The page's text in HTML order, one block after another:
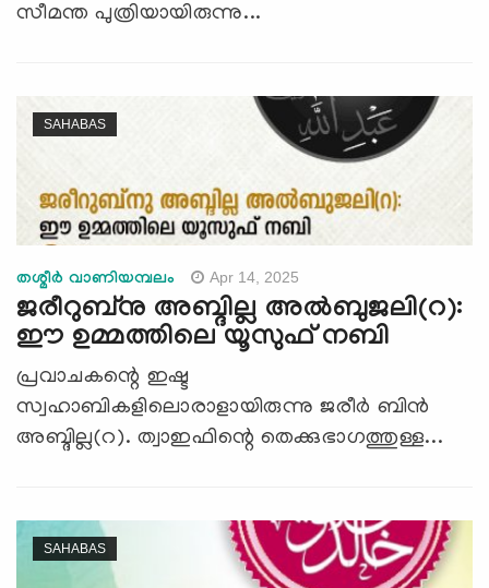
സീമന്ത പുത്രിയായിരുന്നു...
SAHABAS
തശ്മീർ വാണിയമ്പലം Apr 14, 2025
ജരീറുബ്നു അബ്ദില്ല അല്‍ബുജലി(റ):
ഈ ഉമ്മത്തിലെ യൂസുഫ് നബി
പ്രവാചകന്റെ ഇഷ്ട
സ്വഹാബികളിലൊരാളായിരുന്നു ജരീർ ബിൻ
അബ്ദില്ല(റ). ത്വാഇഫിന്റെ തെക്കുഭാഗത്തുള്ള...
SAHABAS